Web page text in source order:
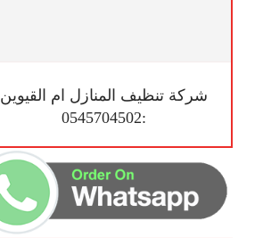
شركة تنظيف المنازل ام القيوين
:0545704502